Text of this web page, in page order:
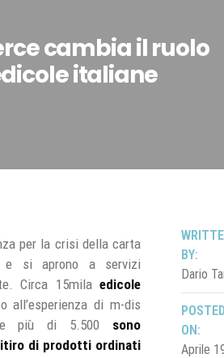
cambia il ruolo
italiane
per la crisi della carta
e si aprono a servizi
Circa 15mila edicole
all’esperienza di m-dis
e più di 5.500 sono
di prodotti ordinati
BY:
Dario
ON:
Aprile